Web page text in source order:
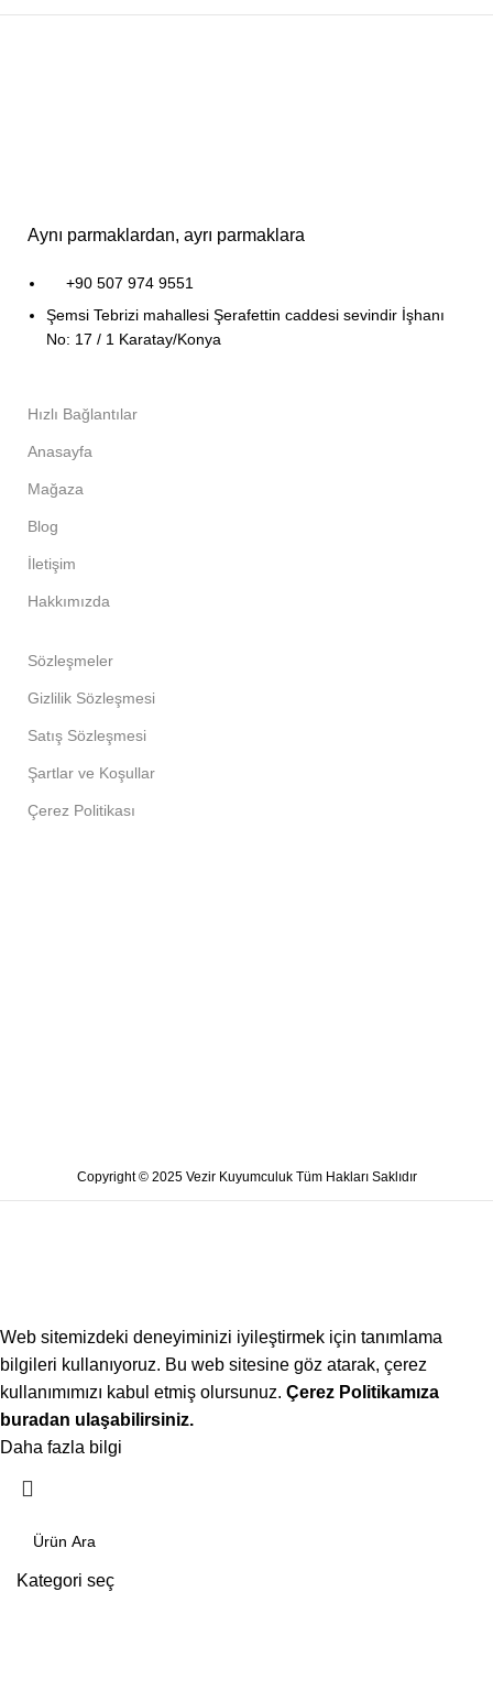
Aynı parmaklardan, ayrı parmaklara
+90 507 974 9551
Şemsi Tebrizi mahallesi Şerafettin caddesi sevindir İşhanı
No: 17 / 1 Karatay/Konya
Hızlı Bağlantılar
Anasayfa
Mağaza
Blog
İletişim
Hakkımızda
Sözleşmeler
Gizlilik Sözleşmesi
Satış Sözleşmesi
Şartlar ve Koşullar
Çerez Politikası
Copyright © 2025 Vezir Kuyumculuk Tüm Hakları Saklıdır
Web sitemizdeki deneyiminizi iyileştirmek için tanımlama
bilgileri kullanıyoruz. Bu web sitesine göz atarak, çerez
kullanımımızı kabul etmiş olursunuz. Çerez Politikamıza
buradan ulaşabilirsiniz.
Daha fazla bilgi
Kategori seç